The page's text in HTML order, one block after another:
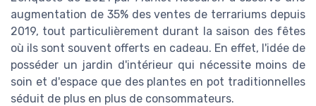
augmentation de 35% des ventes de terrariums depuis
2019, tout particulièrement durant la saison des fêtes
où ils sont souvent offerts en cadeau. En effet, l'idée de
posséder un jardin d'intérieur qui nécessite moins de
soin et d'espace que des plantes en pot traditionnelles
séduit de plus en plus de consommateurs.